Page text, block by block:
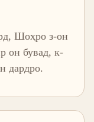
Шоҳро з-он
он бувад, к-
дардро.